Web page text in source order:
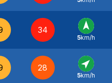
S -
34
S -
5km/h
28
SO
5km/h